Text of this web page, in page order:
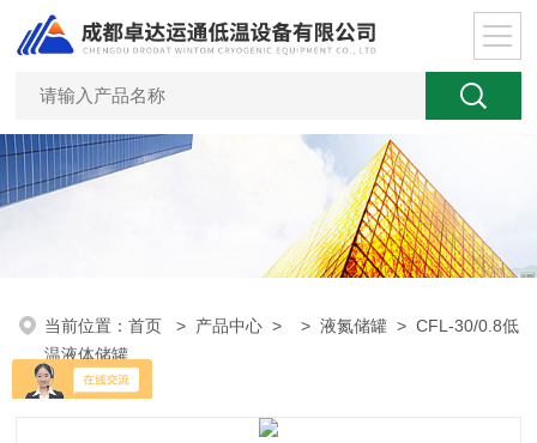
当前位置：首页 > 产品中心 > >液氮储罐 > CFL-30/0.8低
温液体储罐